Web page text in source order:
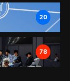
20
78